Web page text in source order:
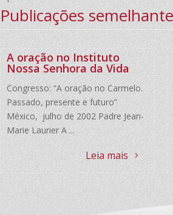
Publicações
A oração no Instituto
Nossa Senhora da Vida
Congresso: “A oração no Carmelo.
Passado, presente e futuro”
México, julho de 2002 Padre Jean-
Marie Laurier A ...
Leia mais